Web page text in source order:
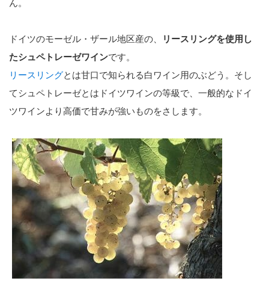
ん。
ドイツのモーゼル・ザール地区産の、
リースリングを使用し
たシュペトレーゼワインです。
リースリングとは甘口で知られる白ワイン用のぶどう。そし
てシュペトレーゼとはドイツワインの等級で、一般的なドイ
ツワインより高価で甘みが強いものをさします。